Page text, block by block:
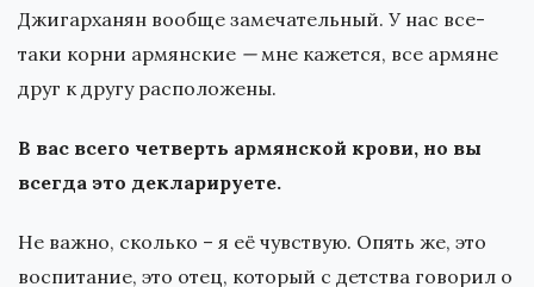
Джигарханян вообще замечательный. У нас все-
таки корни армянские —мне кажется, все армяне
друг к другу расположены.
В вас всего четверть армянской крови, но вы
всегда это декларируете.
Не важно, сколько – я её чувствую. Опять же, это
воспитание, это отец, который с детства говорил о